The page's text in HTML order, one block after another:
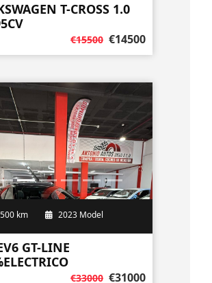
T-CROSS 1.0
€15500 €14500
km 2023 Model
GT-LINE
€33000 €31000